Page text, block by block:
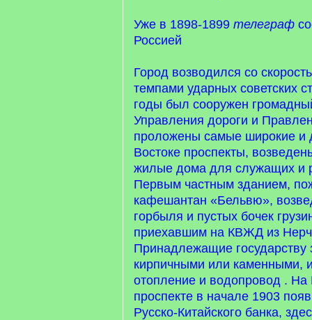
Уже в 1898-1899 телеграф
Россией
Город возводился со
темпами ударных советских
годы был сооружен
Управления дороги и
проложены самые широкие и
Востоке проспекты,
жилые дома для служащих и
Первым частным зданием,
кафешантан «Бельвю»,
горбыля и пустых бочек
приехавшим на КВЖД из
Принадлежащие государству
кирпичными или каменными,
отопление и водопровод . На
проспекте в начале 1903
Русско-Китайского банка,